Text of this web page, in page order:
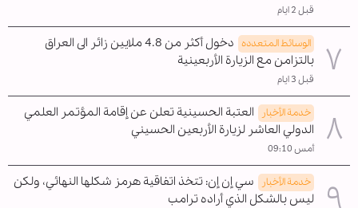
قبل 2 ايام
الوسائط المتعدده
دخول أكثر من 4.8 ملايين زائر الى العراق
بالتزامن مع الزيارة الأربعينية
قبل 3 ايام
خدمة الأخبار
العتبة الحسينية تعلن عن إقامة المؤتمر العلمي
الدولي العاشر لزيارة الأربعين الحسيني
أمس 09:10
خدمة الأخبار
سي إن إن: تتخذ اتفاقية هرمز شكلها النهائي، ولكن
ليس بالشكل الذي أراده ترامب